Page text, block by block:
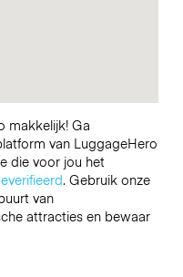
makkelijk! Ga
van LuggageHero
die voor jou het
. Gebruik onze
van
attracties en bewaar